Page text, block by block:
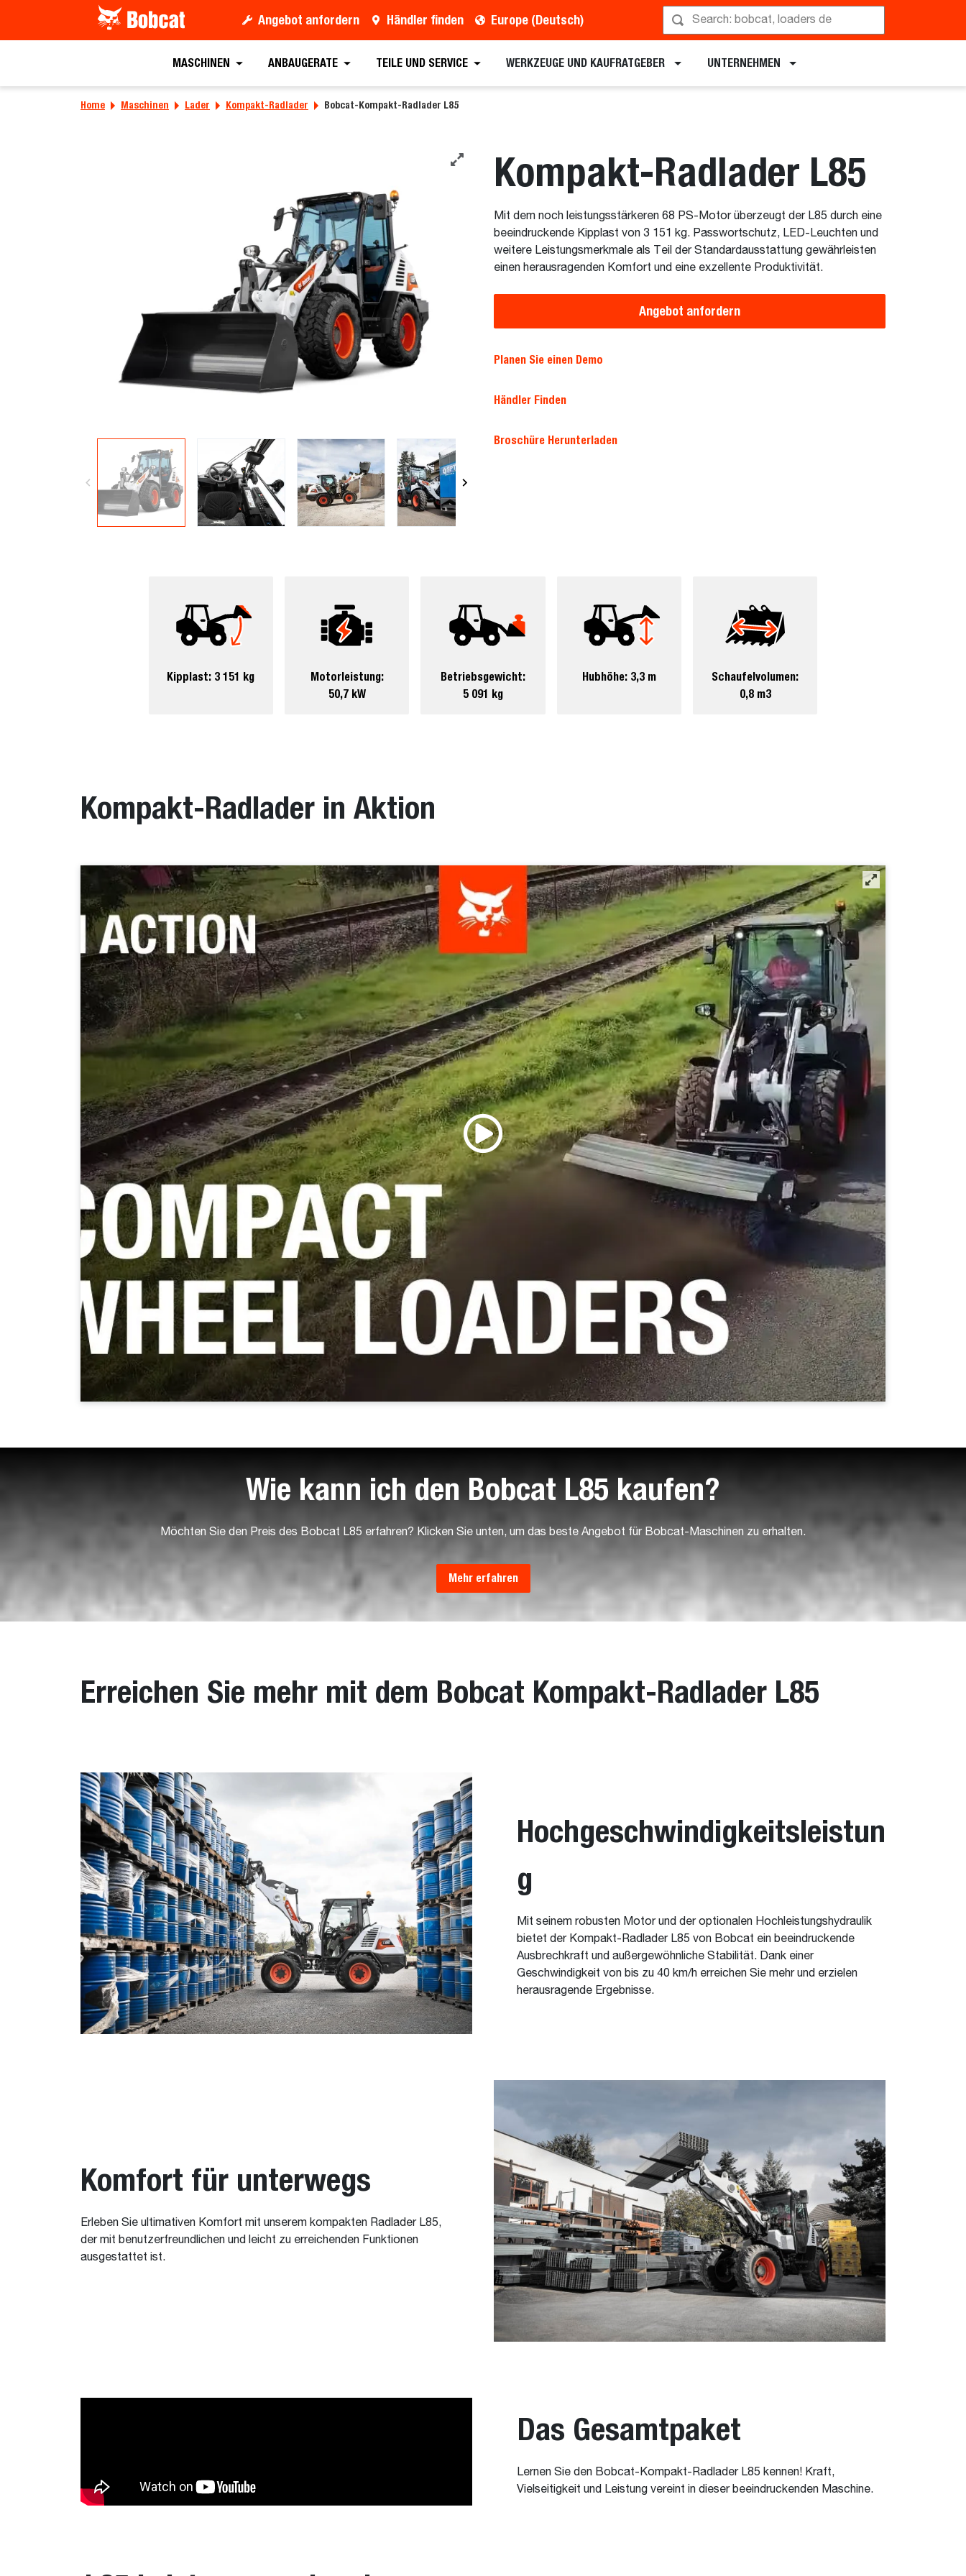
Angebot anfordern Händler finden Europe (Deutsch)
MASCHINEN ANBAUGERATE TEILE UND SERVICE WERKZEUGE UND KAUFRATGEBER UNTERNEHMEN
Home Maschinen Lader Kompakt-Radlader Bobcat-Kompakt-Radlader L85
Kompakt-Radlader L85
Mit dem noch leistungsstärkeren 68 PS-Motor überzeugt der L85 durch eine
beeindruckende Kipplast von 3 151 kg. Passwortschutz, LED-Leuchten und
weitere Leistungsmerkmale als Teil der Standardausstattung gewährleisten
einen herausragenden Komfort und eine exzellente Produktivität.
Angebot anfordern
Planen Sie einen Demo
Händler Finden
Broschüre Herunterladen
Kipplast: 3 151 kg
Motorleistung:
50,7 kW
Betriebsgewicht:
5 091 kg
Hubhöhe: 3,3 m
Schaufelvolumen:
0,8 m3
Kompakt-Radlader in Aktion
Wie kann ich den Bobcat L85 kaufen?
Möchten Sie den Preis des Bobcat L85 erfahren? Klicken Sie unten, um das beste Angebot für Bobcat-Maschinen zu erhalten.
Mehr erfahren
Erreichen Sie mehr mit dem Bobcat Kompakt-Radlader L85
Hochgeschwindigkeitsleistun
g
Mit seinem robusten Motor und der optionalen Hochleistungshydraulik
bietet der Kompakt-Radlader L85 von Bobcat ein beeindruckende
Ausbrechkraft und außergewöhnliche Stabilität. Dank einer
Geschwindigkeit von bis zu 40 km/h erreichen Sie mehr und erzielen
herausragende Ergebnisse.
Komfort für unterwegs
Erleben Sie ultimativen Komfort mit unserem kompakten Radlader L85,
der mit benutzerfreundlichen und leicht zu erreichenden Funktionen
ausgestattet ist.
Das Gesamtpaket
Lernen Sie den Bobcat-Kompakt-Radlader L85 kennen! Kraft,
Vielseitigkeit und Leistung vereint in dieser beeindruckenden Maschine.